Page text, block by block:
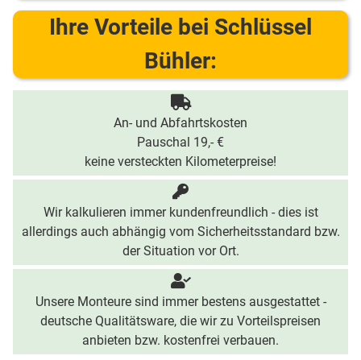
Ihre Vorteile bei Schlüssel
Bühler:
An- und Abfahrtskosten
Pauschal 19,- €
keine versteckten Kilometerpreise!
Wir kalkulieren immer kundenfreundlich - dies ist
allerdings auch abhängig vom Sicherheitsstandard bzw.
der Situation vor Ort.
Unsere Monteure sind immer bestens ausgestattet -
deutsche Qualitätsware, die wir zu Vorteilspreisen
anbieten bzw. kostenfrei verbauen.